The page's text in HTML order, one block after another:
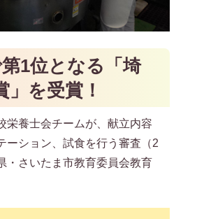
1位となる「埼
を受賞！
栄養士会チームが、献立内容
ーション、試食を行う審査（2
・さいたま市教育委員会教育